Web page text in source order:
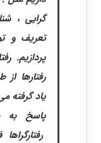
گرایی ،
تعریف و
پردازیم.
رفتارها
یاد گرفته
پاسخ